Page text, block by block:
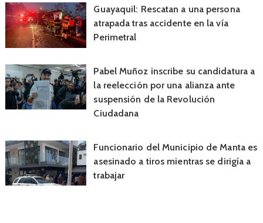
Guayaquil: Rescatan a una persona
atrapada tras accidente en la vía
Perimetral
Pabel Muñoz inscribe su candidatura a
la reelección por una alianza ante
suspensión de la Revolución
Ciudadana
Funcionario del Municipio de Manta es
asesinado a tiros mientras se dirigía a
trabajar